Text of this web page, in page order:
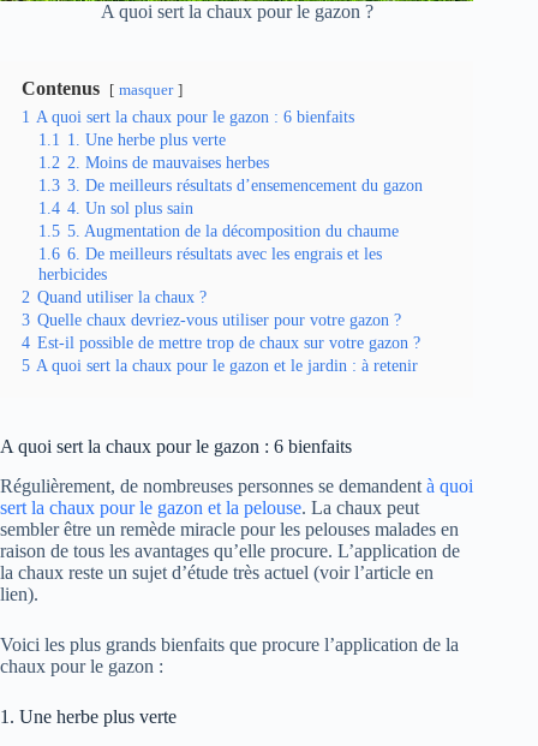
A quoi sert la chaux pour le gazon ?
Contenus masquer
1 A quoi sert la chaux pour le gazon : 6 bienfaits
1.1 1. Une herbe plus verte
1.2 2. Moins de mauvaises herbes
1.3 3. De meilleurs résultats d’ensemencement du gazon
1.4 4. Un sol plus sain
1.5 5. Augmentation de la décomposition du chaume
1.6 6. De meilleurs résultats avec les engrais et les
herbicides
2 Quand utiliser la chaux ?
3 Quelle chaux devriez-vous utiliser pour votre gazon ?
4 Est-il possible de mettre trop de chaux sur votre gazon ?
5 A quoi sert la chaux pour le gazon et le jardin : à retenir
A quoi sert la chaux pour le gazon : 6 bienfaits
Régulièrement, de nombreuses personnes se demandent à quoi
sert la chaux pour le gazon et la pelouse. La chaux peut
sembler être un remède miracle pour les pelouses malades en
raison de tous les avantages qu’elle procure. L’application de
la chaux reste un sujet d’étude très actuel (voir l’article en
lien).
Voici les plus grands bienfaits que procure l’application de la
chaux pour le gazon :
1. Une herbe plus verte